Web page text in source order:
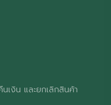
เงิน และยกเลิกสินค้า